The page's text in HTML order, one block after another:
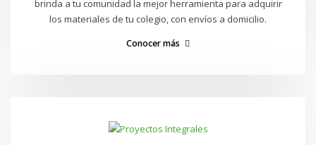
brinda a tu comunidad la mejor herramienta para adquirir
los materiales de tu colegio, con envíos a domicilio.
Conocer más